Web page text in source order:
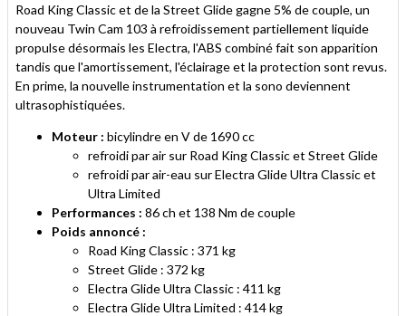
Road King Classic et de la Street Glide gagne 5% de couple, un
nouveau Twin Cam 103 à refroidissement partiellement liquide
propulse désormais les Electra, l'ABS combiné fait son apparition
tandis que l'amortissement, l'éclairage et la protection sont revus.
En prime, la nouvelle instrumentation et la sono deviennent
ultrasophistiquées.
Moteur : bicylindre en V de 1690 cc
refroidi par air sur Road King Classic et Street Glide
refroidi par air-eau sur Electra Glide Ultra Classic et
Ultra Limited
Performances : 86 ch et 138 Nm de couple
Poids annoncé :
Road King Classic : 371 kg
Street Glide : 372 kg
Electra Glide Ultra Classic : 411 kg
Electra Glide Ultra Limited : 414 kg